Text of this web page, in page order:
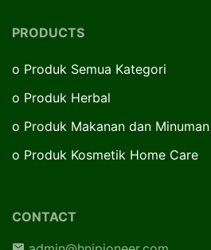
PRODUCTS
o Produk Semua Kategori
o Produk Herbal
o Produk Makanan dan Minuman
o Produk Kosmetik Home Care
CONTACT